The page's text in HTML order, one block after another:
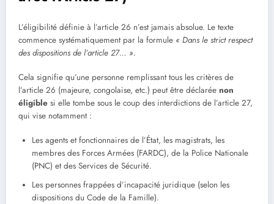
L’éligibilité définie à l’article 26 n’est jamais absolue. Le texte
commence systématiquement par la formule « Dans le strict respect
des dispositions de l’article 27… ».
Cela signifie qu’une personne remplissant tous les critères de
l’article 26 (majeure, congolaise, etc.) peut être déclarée non
éligible si elle tombe sous le coup des interdictions de l’article 27,
qui vise notamment :
Les agents et fonctionnaires de l’État, les magistrats, les
membres des Forces Armées (FARDC), de la Police Nationale
(PNC) et des Services de Sécurité.
Les personnes frappées d’incapacité juridique (selon les
dispositions du Code de la Famille).